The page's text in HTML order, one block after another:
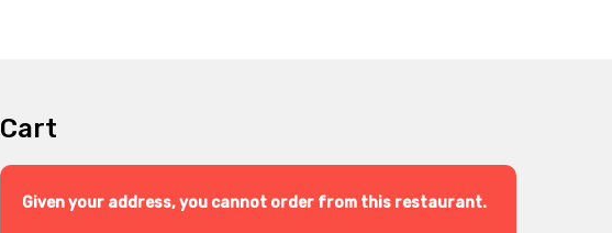
Cart
Given your address, you cannot order from this restaurant.